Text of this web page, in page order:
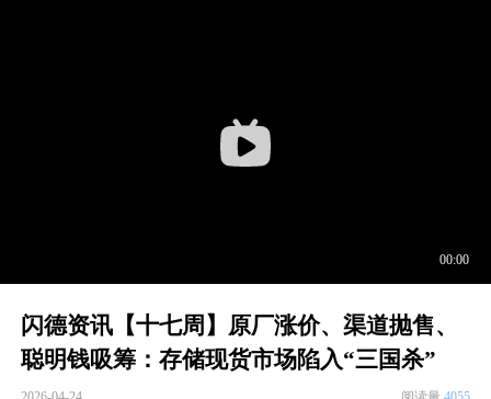
闪德资讯【十七周】原厂涨价、渠道抛售、
聪明钱吸筹：存储现货市场陷入“三国杀”